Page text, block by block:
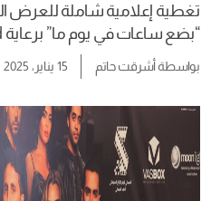
تغطية إعلامية شاملة للعرض
“بضع ساعات في يوم ما” برعاية iRead
بواسطةأشرقت حاتم 15 يناير، 2025